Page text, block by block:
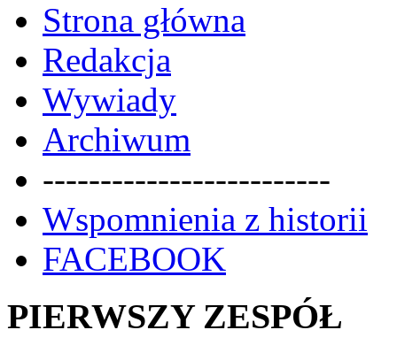
Strona główna
Redakcja
Wywiady
Archiwum
-------------------------
Wspomnienia z historii
FACEBOOK
PIERWSZY ZESPÓŁ